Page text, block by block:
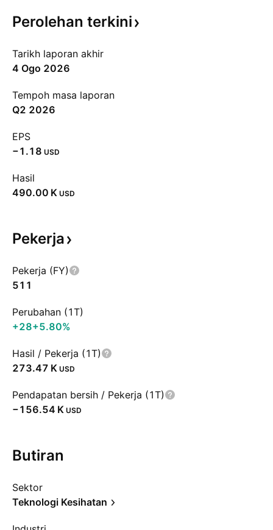
Perolehan terkini
Tarikh laporan akhir
4 Ogo 2026
Tempoh masa laporan
Q2 2026
EPS
−1.18 USD
Hasil
‪490.00 K‬ USD
Pekerja
Pekerja (FY)
511
Perubahan (1T)
+28+5.80%
Hasil / Pekerja (1T)
‪273.47 K‬ USD
Pendapatan bersih / Pekerja (1T)
‪−156.54 K‬ USD
Butiran
Sektor
Teknologi Kesihatan